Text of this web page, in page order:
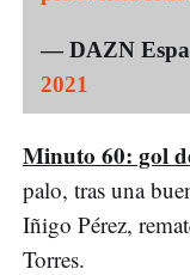
— DAZN
2021
Minuto 60: gol
palo, tras una
Iñigo Pérez,
Torres.